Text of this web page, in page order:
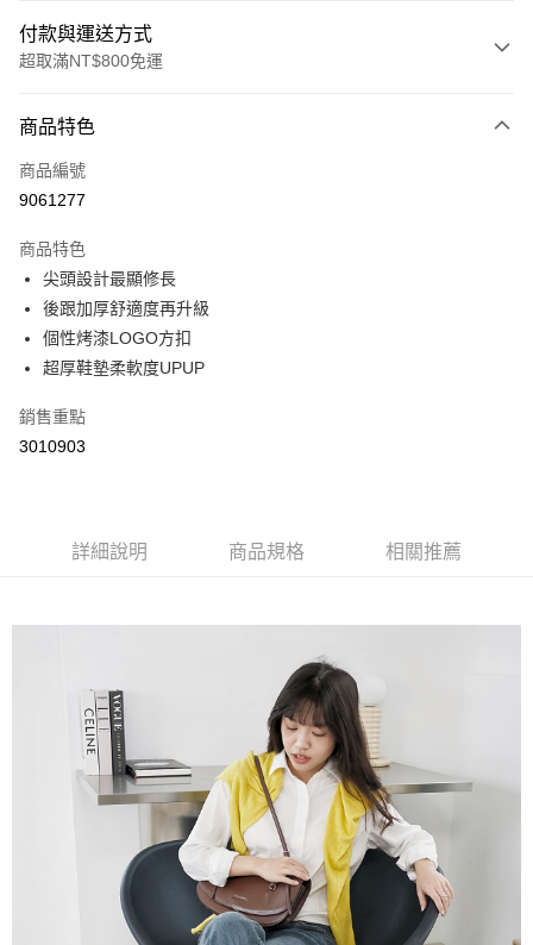
付款與運送方式
超取滿NT$800免運
信用卡一次付款
超商取貨付款
Apple Pay
街口支付
悠遊付
Google Pay
AFTEE先享後付
便利好安心！
１．於結帳方式選擇「AFTEE先享後付」後，將跳轉至「AFTEE先享後付」
結帳頁面，進行簡訊認證並確認金額後，即可完成結帳。
２．訂單成立數日內，您將收到繳費通知簡訊。
３．收到繳費通知簡訊後14天內，點擊此簡訊中的連結，可透過四大超商／
ATM／網路銀行／等多元方式進行付款，方視為交易完成。
※ 請注意：結帳手續完成當下不需立刻繳費，但若您需要取消訂單，請聯絡
購買商品的店家。未經商家同意取消之訂單仍視為有效，需透過AFTEE先享
※ 交易是否成功請以「AFTEE先享後付 」之結帳頁面顯示為準，若有關於
是否繳費成功／繳費後需取消欲退款等相關疑問，請聯繫「AFTEE先享後付
客戶支援中心」
https://netprotections.freshdesk.com/support/home
付款後全家取貨
每筆NT$60，滿NT$800(含以上)免運費
7-11取貨付款
每筆NT$60，滿NT$800(含以上)免運費
每筆NT$60，滿NT$800(含以上)免運費
商品特色
商品編號
9061277
商品特色
尖頭設計最顯修長
後跟加厚舒適度再升級
個性烤漆LOGO方扣
超厚鞋墊柔軟度UPUP
銷售重點
3010903
詳細說明 商品規格 相關推薦